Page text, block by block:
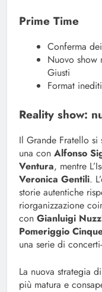
Prime Time
Conferma
Nuovo show
Giusti
Format
Reality show:
Il Grande Fratello
una con Alfonso
Ventura, mentre
Veronica Gentili.
storie autentiche
riorganizzazione
con Gianluigi
Pomeriggio
una serie di
La nuova strategia
più matura e